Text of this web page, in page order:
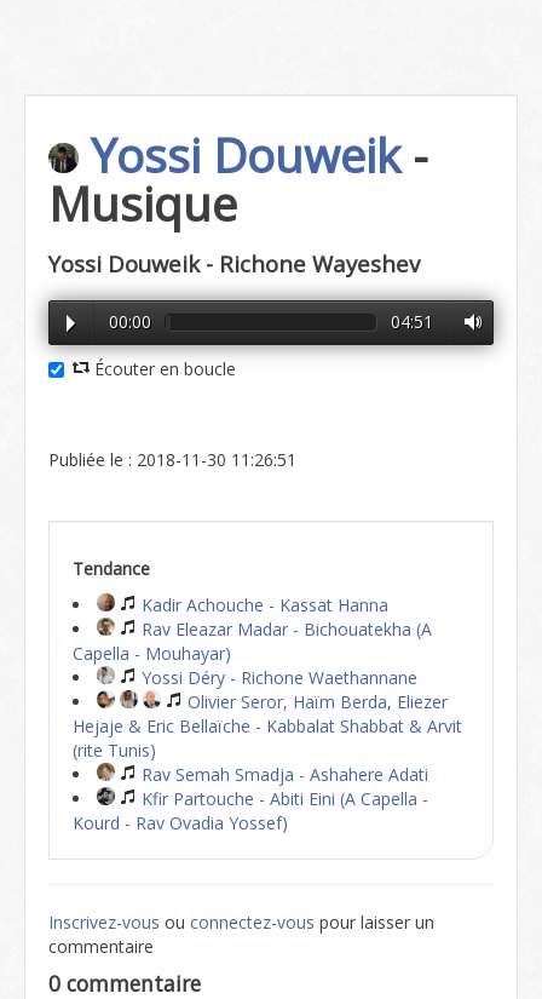
Yossi Douweik-
Musique
Yossi Douweik - Richone Wayeshev
00:00 04:51
Écouter en boucle
Publiée le : 2018-11-30 11:26:51
Tendance
Kadir Achouche - Kassat Hanna
Rav Eleazar Madar - Bichouatekha (A
Capella - Mouhayar)
Yossi Déry - Richone Waethannane
Olivier Seror, Haïm Berda, Eliezer
Hejaje & Eric Bellaïche - Kabbalat Shabbat & Arvit
(rite Tunis)
Rav Semah Smadja - Ashahere Adati
Kfir Partouche - Abiti Eini (A Capella -
Kourd - Rav Ovadia Yossef)
Inscrivez-vous ou connectez-vous pour laisser un
commentaire
0 commentaire